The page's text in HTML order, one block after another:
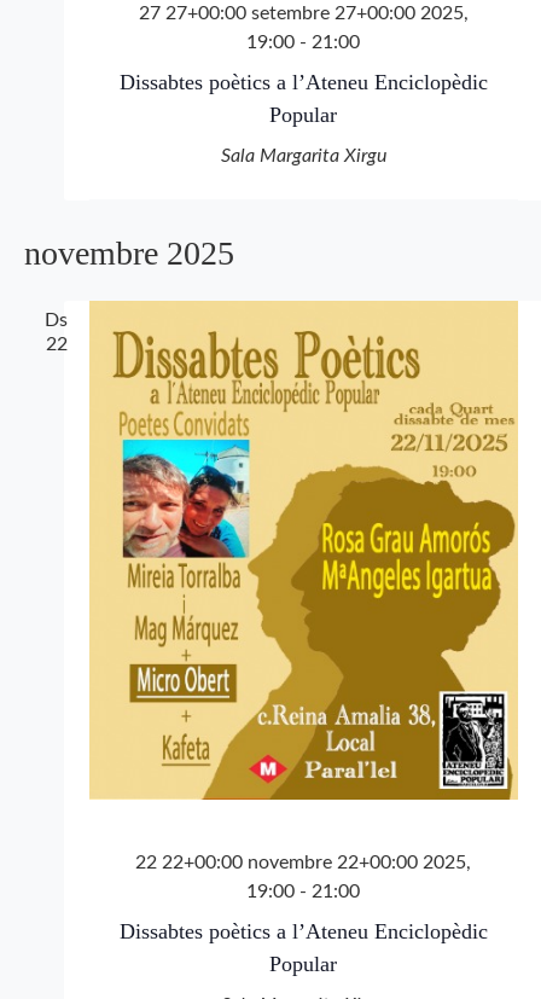
27 27+00:00 setembre 27+00:00 2025,
19:00 - 21:00
Dissabtes poètics a l’Ateneu Enciclopèdic
Popular
Sala Margarita Xirgu
novembre 2025
Ds
22
22 22+00:00 novembre 22+00:00 2025,
19:00 - 21:00
Dissabtes poètics a l’Ateneu Enciclopèdic
Popular